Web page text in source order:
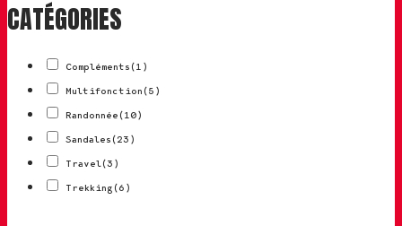
CATÉGORIES
Compléments (1)
Multifonction (5)
Randonnée (10)
Sandales (23)
Travel(3)
Trekking (6)